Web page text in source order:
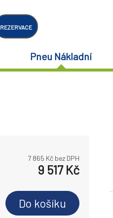
REZERVACE
Pneu Nákladní
7 865 Kč bez DPH
9 517Kč
Do košíku